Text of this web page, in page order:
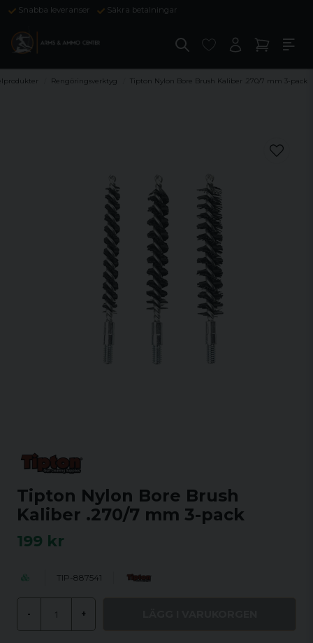
Snabba leveranser Säkra betalningar
Rengöringsverktyg Tipton Nylon Bore Brush Kaliber .270/7 mm 3-pack
Tipton Nylon Bore Brush
Kaliber .270/7 mm 3-pack
199 kr
TIP-887541
- +